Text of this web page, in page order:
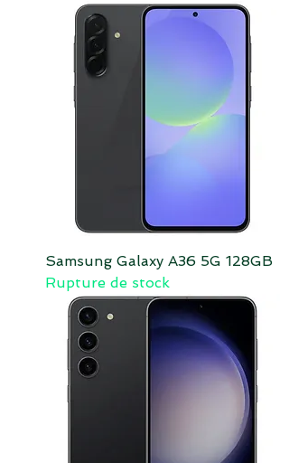
Samsung Galaxy A36 5G 128GB
Rupture de stock